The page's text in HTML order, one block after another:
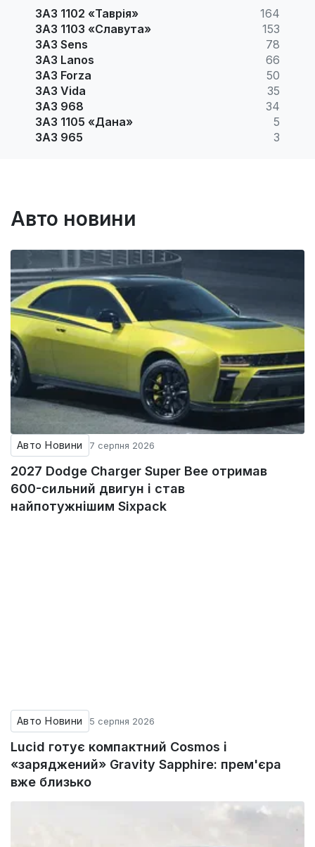
ЗАЗ 1102 «Таврія»
164
ЗАЗ 1103 «Славута»
153
ЗАЗ Sens
78
ЗАЗ Lanos
66
ЗАЗ Forza
50
ЗАЗ Vida
35
ЗАЗ 968
34
ЗАЗ 1105 «Дана»
5
ЗАЗ 965
3
Авто новини
Авто Новини 7 серпня 2026
2027 Dodge Charger Super Bee отримав
600-сильний двигун і став
найпотужнішим Sixpack
Авто Новини 5 серпня 2026
Lucid готує компактний Cosmos і
«заряджений» Gravity Sapphire: прем'єра
вже близько